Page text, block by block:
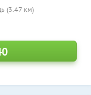
(3.47 км)